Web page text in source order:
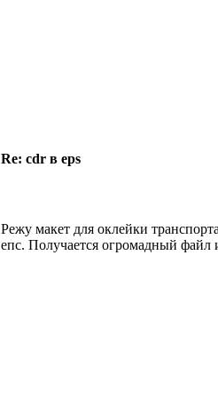
Re: cdr в eps
Режу макет для оклейки
епс. Получается огромадный файл